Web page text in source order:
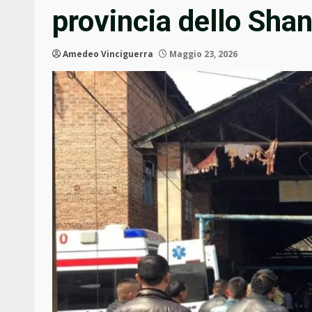
provincia dello
Amedeo Vinciguerra Maggio 23, 2026